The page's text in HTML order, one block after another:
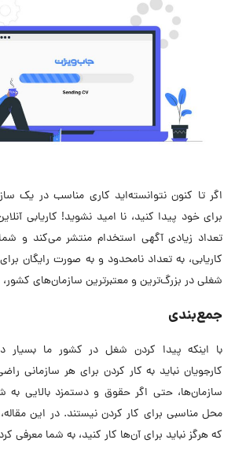
اگر تا کنون نتوانسته‌اید کاری مناسب در یک
برای خود پیدا کنید، نا امید نشوید! کاریابی
تعداد زیادی آگهی استخدام منتشر می‌کند و
کاریابی، به تعداد نامحدود و به صورت رایگان
شغلی در بزرگ‌ترین و معتبرترین سازمان‌های کشور،
جمع‌بندی
با اینکه پیدا کردن شغل در کشور ما بسیار
کارجویان نباید به کار کردن برای هر سازمانی
سازمان‌ها، حتی اگر حقوق و دستمزد بالایی به
که هرگز نباید برای آن‌ها‌ کار کنید، به شما معرفی